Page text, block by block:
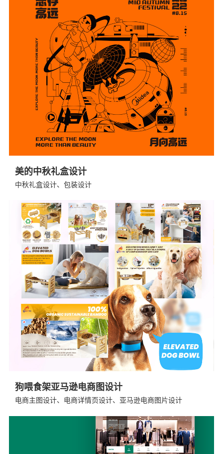
美的中秋礼盒设计
中秋礼盒设计、包装设计
狗喂食架亚马逊电商图设计
电商主图设计、电商详情页设计、亚马逊电商图片设计